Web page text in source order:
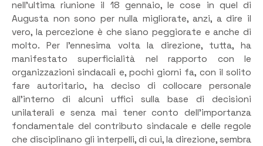
nell’ultima riunione il 18 gennaio, le cose in quel di
Augusta non sono per nulla migliorate, anzi, a dire il
vero, la percezione è che siano peggiorate e anche di
molto. Per l’ennesima volta la direzione, tutta, ha
manifestato superficialità nel rapporto con le
organizzazioni sindacali e, pochi giorni fa, con il solito
fare autoritario, ha deciso di collocare personale
all’interno di alcuni uffici sulla base di decisioni
unilaterali e senza mai tener conto dell’importanza
fondamentale del contributo sindacale e delle regole
che disciplinano gli interpelli, di cui, la direzione, sembra